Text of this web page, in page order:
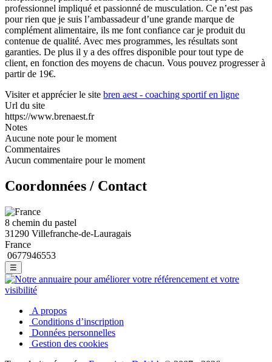
professionnel impliqué et passionné de musculation. Ce n’est pas
pour rien que je suis l’ambassadeur d’une grande marque de
complément alimentaire, ils me font confiance car je produit du
contenue de qualité. Avec mes programmes, les résultats sont
garanties. De plus il y a des offres disponible pour tout type de
client, en fonction des moyens de chacun. Vous pouvez progresser à
partir de 19€.
Visiter et apprécier le site bren aest - coaching sportif en ligne
Url du site
https://www.brenaest.fr
Notes
Aucune note pour le moment
Commentaires
Aucun commentaire pour le moment
Coordonnées / Contact
8 chemin du pastel
31290 Villefranche-de-Lauragais
France
0677946553
☰
A propos
Conditions d’inscription
Données personnelles
Gestion des cookies